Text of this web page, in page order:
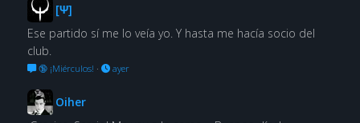
[Ψ]
Ese partido sí me lo veía yo. Y hasta me hacía socio del
club.
🔞 ¡Miérculos! · ayer
Oiher